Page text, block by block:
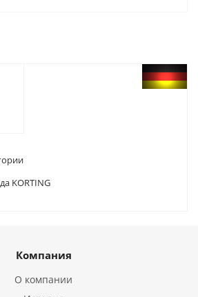
KORTING
Компания
О компании